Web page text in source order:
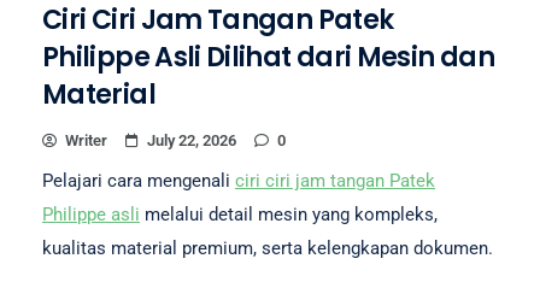
Ciri Ciri Jam Tangan Patek
Philippe Asli Dilihat dari Mesin dan
Material
Writer July 22, 2026 0
Pelajari cara mengenali ciri ciri jam tangan Patek
Philippe asli melalui detail mesin yang kompleks,
kualitas material premium, serta kelengkapan dokumen.